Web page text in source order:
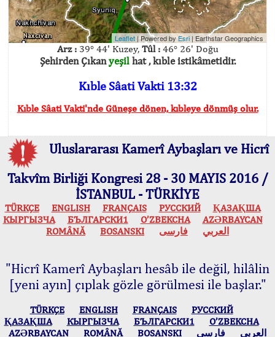
Leaflet| Powered by Esri | Earthstar Geographics
Arz :39° 44' Kuzey, Tûl :46° 26' Doğu
Şehirden Çıkanyeşilhat , kıble istikâmetidir.
Kıble Sâati Vakti 13:32
Kıble Sâati Vakti'nde Güneşe dönen, kıbleye dönmüş olur.
Uluslararası Kamerî Aybaşları ve Hicrî
Takvîm Birliği Kongresi 28 - 30 MAYIS 2016 /
İSTANBUL - TÜRKİYE
TÜRKÇE ENGLISH FRANÇAIS РУССКИЙ
ҚАЗАҚША
КЫPГЫЗЧA
БЪЛГАРСКИ1 O’ZBEKCHA
AZӘRBAYCAN
ROMÂNĂ
BOSANSKI العربي فارسی
"Hicrî Kamerî Aybaşları hesâb ile değil, hilâlin
[yeni ayın] çıplak gözle görülmesi ile başlar."
TÜRKÇE ENGLISH FRANÇAIS
РУССКИЙ
ҚАЗАҚША
КЫPГЫЗЧA БЪЛГАРСКИ1
O’ZBEKCHA
AZӘRBAYCAN
ROMÂNĂ BOSANSKI العربي فارسی